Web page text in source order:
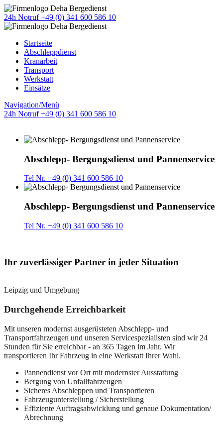
24h Notruf +49 (0) 341 600 586 10
Startseite
Abschleppdienst
Kranarbeit
Transport
Werkstatt
Einsätze
Navigation/Menü
24h Notruf +49 (0) 341 600 586 10
Abschlepp- Bergungsdienst und Pannenservice
Tel Nr. +49 (0) 341 600 586 10
Abschlepp- Bergungsdienst und Pannenservice
Tel Nr. +49 (0) 341 600 586 10
Ihr zuverlässiger Partner in jeder Situation
Leipzig und Umgebung
Durchgehende Erreichbarkeit
Mit unseren modernst ausgerüsteten Abschlepp- und
Transportfahrzeugen und unseren Servicespezialisten sind wir 24
Stunden für Sie erreichbar - an 365 Tagen im Jahr. Wir
transportieren Ihr Fahrzeug in eine Werkstatt Ihrer Wahl.
Pannendienst vor Ort mit modernster Ausstattung
Bergung von Unfallfahrzeugen
Sicheres Abschleppen und Transportieren
Fahrzeugunterstellung / Sicherstellung
Effiziente Auftragsabwicklung und genaue Dokumentation/
Abrechnung